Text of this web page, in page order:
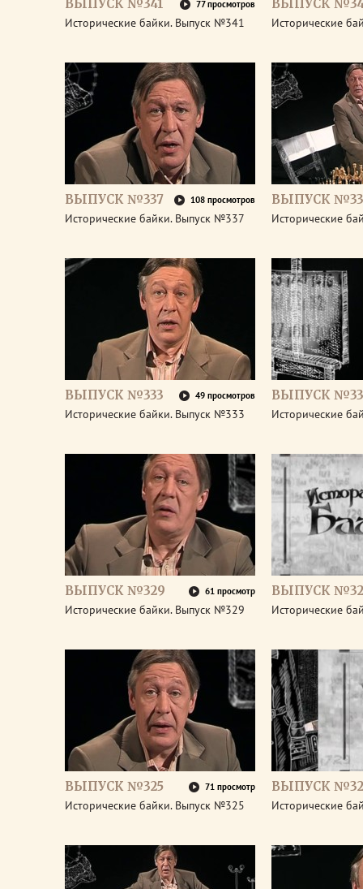
ВЫПУСК №341 77 просмотров
Исторические байки. Выпуск №341
ВЫПУСК
Исторические
ВЫПУСК №337 108 просмотров
Исторические байки. Выпуск №337
ВЫПУСК
Исторические
ВЫПУСК №333 49 просмотров
Исторические байки. Выпуск №333
ВЫПУСК
Исторические
ВЫПУСК №329 61 просмотр
Исторические байки. Выпуск №329
ВЫПУСК
Исторические
ВЫПУСК №325 71 просмотр
Исторические байки. Выпуск №325
ВЫПУСК
Исторические